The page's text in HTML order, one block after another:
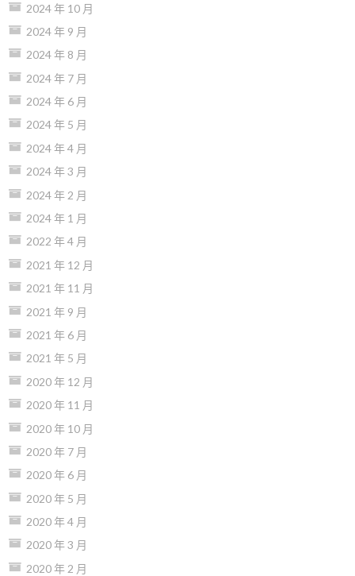
2024 年 10 月
2024 年 9 月
2024 年 8 月
2024 年 7 月
2024 年 6 月
2024 年 5 月
2024 年 4 月
2024 年 3 月
2024 年 2 月
2024 年 1 月
2022 年 4 月
2021 年 12 月
2021 年 11 月
2021 年 9 月
2021 年 6 月
2021 年 5 月
2020 年 12 月
2020 年 11 月
2020 年 10 月
2020 年 7 月
2020 年 6 月
2020 年 5 月
2020 年 4 月
2020 年 3 月
2020 年 2 月